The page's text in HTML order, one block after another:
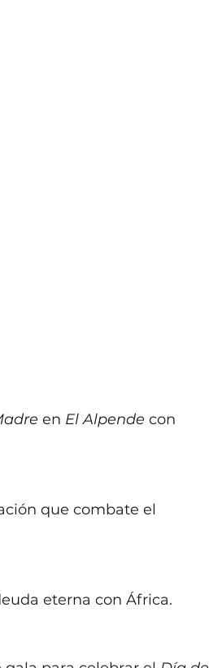
en El Alpende con
que combate el
eterna con África.